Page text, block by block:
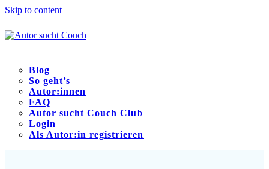
Skip to content
Blog
So geht’s
Autor:innen
FAQ
Autor sucht Couch Club
Login
Als Autor:in registrieren